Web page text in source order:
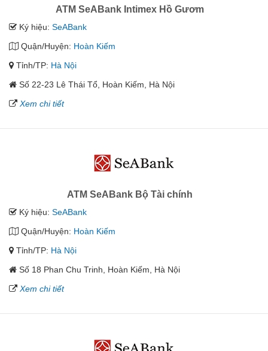
ATM SeABank Intimex Hồ Gươm
Ký hiệu: SeABank
Quận/Huyện: Hoàn Kiếm
Tỉnh/TP: Hà Nội
Số 22-23 Lê Thái Tổ, Hoàn Kiếm, Hà Nội
Xem chi tiết
ATM SeABank Bộ Tài chính
Ký hiệu: SeABank
Quận/Huyện: Hoàn Kiếm
Tỉnh/TP: Hà Nội
Số 18 Phan Chu Trinh, Hoàn Kiếm, Hà Nội
Xem chi tiết